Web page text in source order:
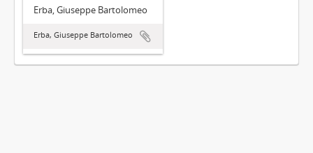
Erba, Giuseppe Bartolomeo
Erba, Giuseppe Bartolomeo